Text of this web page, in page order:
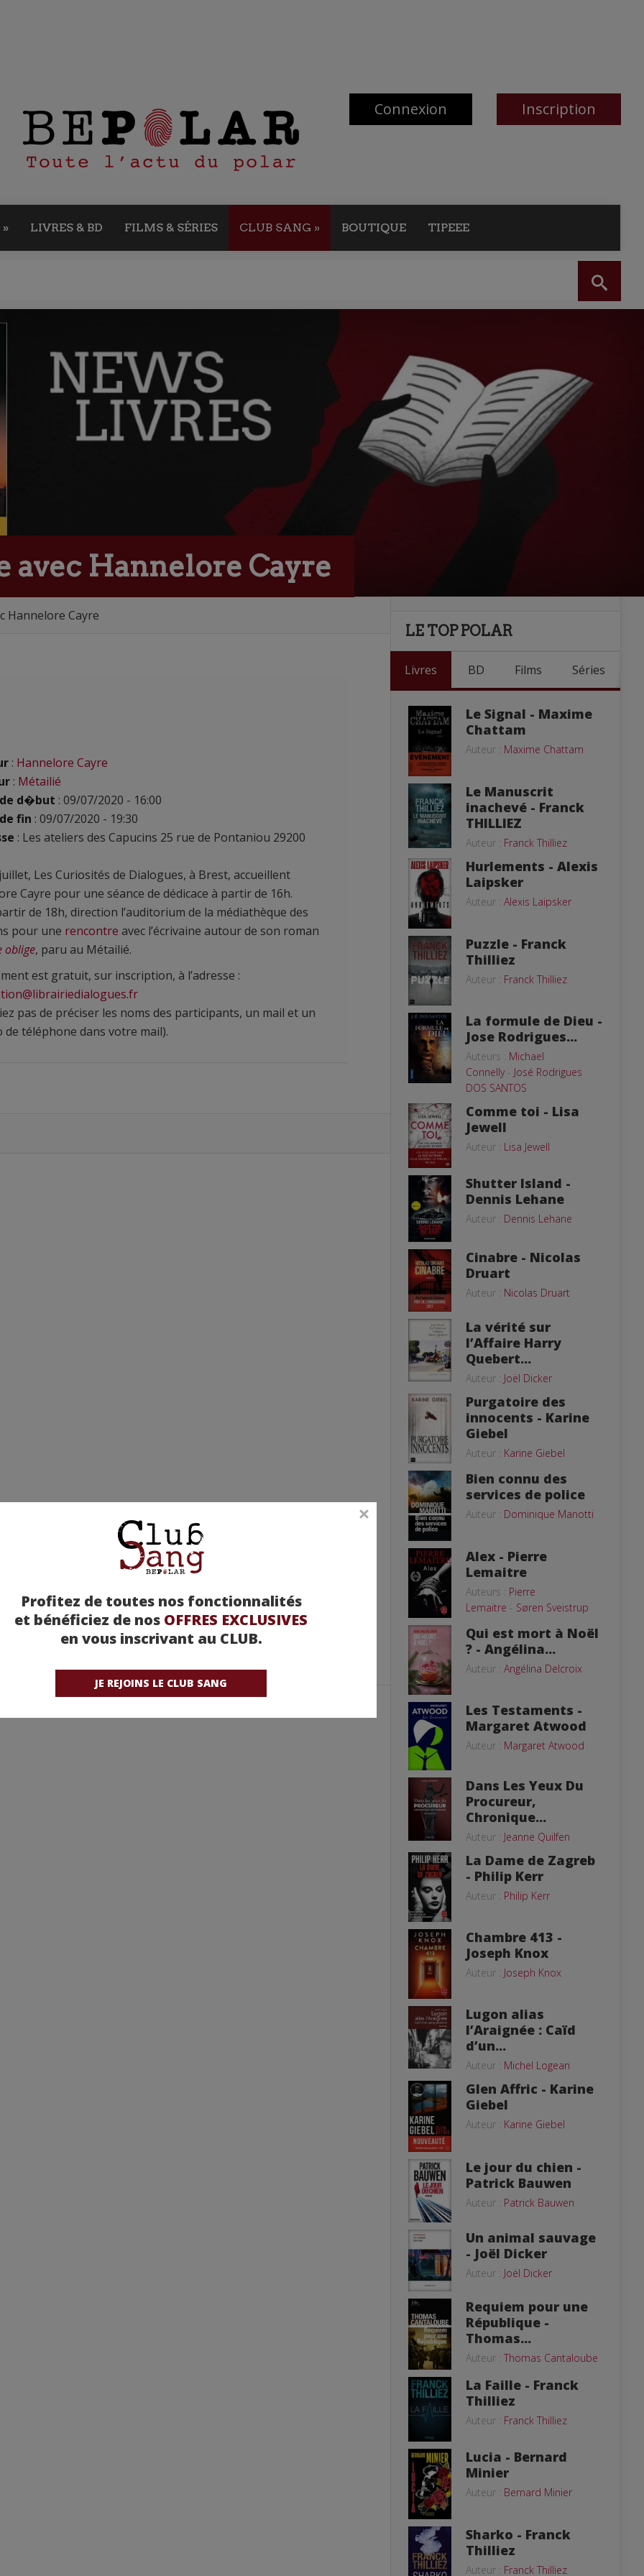
Connexion Inscription
» LIVRES & BD FILMS & SÉRIES CLUB SANG » BOUTIQUE TIPEEE
Profitez de toutes nos fonctionnalités
et bénéficiez de nos OFFRES EXCLUSIVES
en vous inscrivant au CLUB.
JE REJOINS LE CLUB SANG
avec Hannelore Cayre
Hannelore Cayre
: Hannelore Cayre
: Métailié
d�but : 09/07/2020 - 16:00
fin : 09/07/2020 - 19:30
: Les ateliers des Capucins 25 rue de Pontaniou 29200
Les Curiosités de Dialogues, à Brest, accueillent
Cayre pour une séance de dédicace à partir de 16h.
de 18h, direction l’auditorium de la médiathèque des
pour une rencontre avec l’écrivaine autour de son roman
oblige, paru au Métailié.
est gratuit, sur inscription, à l’adresse :
pas de préciser les noms des participants, un mail et un
de téléphone dans votre mail).
LE TOP POLAR
Livres BD Films Séries
Le Signal - Maxime
Chattam
Auteur : Maxime Chattam
Le Manuscrit
inachevé - Franck
THILLIEZ
Auteur : Franck Thilliez
Hurlements - Alexis
Laipsker
Auteur : Alexis Laipsker
Puzzle - Franck
Thilliez
Auteur : Franck Thilliez
La formule de Dieu -
Jose Rodrigues...
Auteurs : Michael
Connelly- José Rodrigues
DOS SANTOS
Comme toi - Lisa
Jewell
Auteur : Lisa Jewell
Shutter Island -
Dennis Lehane
Auteur : Dennis Lehane
Cinabre - Nicolas
Druart
Auteur : Nicolas Druart
La vérité sur
l’Affaire Harry
Quebert...
Auteur : Joël Dicker
Purgatoire des
innocents - Karine
Giebel
Auteur : Karine Giebel
Bien connu des
services de police
Auteur : Dominique Manotti
Alex - Pierre
Lemaitre
Auteurs : Pierre
Lemaitre - Søren Sveistrup
Qui est mort à Noël
? - Angélina...
Auteur : Angélina Delcroix
Les Testaments -
Margaret Atwood
Auteur : Margaret Atwood
Dans Les Yeux Du
Procureur,
Chronique...
Auteur : Jeanne Quilfen
La Dame de Zagreb
- Philip Kerr
Auteur : Philip Kerr
Chambre 413 -
Joseph Knox
Auteur : Joseph Knox
Lugon alias
l’Araignée : Caïd
d’un...
Auteur : Michel Logean
Glen Affric - Karine
Giebel
Auteur : Karine Giebel
Le jour du chien -
Patrick Bauwen
Auteur : Patrick Bauwen
Un animal sauvage
- Joël Dicker
Auteur : Joël Dicker
Requiem pour une
République -
Thomas...
Auteur : Thomas Cantaloube
La Faille - Franck
Thilliez
Auteur : Franck Thilliez
Lucia - Bernard
Minier
Auteur : Bernard Minier
Sharko - Franck
Thilliez
Auteur : Franck Thilliez